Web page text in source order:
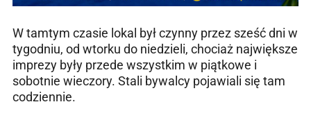
W tamtym czasie lokal był czynny przez sześć dni w
tygodniu, od wtorku do niedzieli, chociaż największe
imprezy były przede wszystkim w piątkowe i
sobotnie wieczory. Stali bywalcy pojawiali się tam
codziennie.